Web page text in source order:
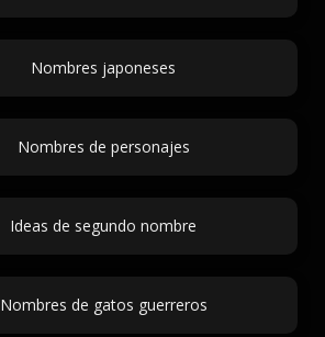
Nombres japoneses
Nombres de personajes
Ideas de segundo nombre
Nombres de gatos guerreros